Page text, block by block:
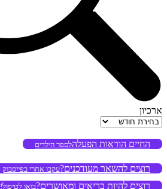
ארכיון
ארכיון
החיים הוראות הפעלהלספר הילדים
רוצים להשאר מעודכנים?עקבו אחרי בפייסבוק
רוצים להיות בריאים ומאושרים?בואו לטיפול!